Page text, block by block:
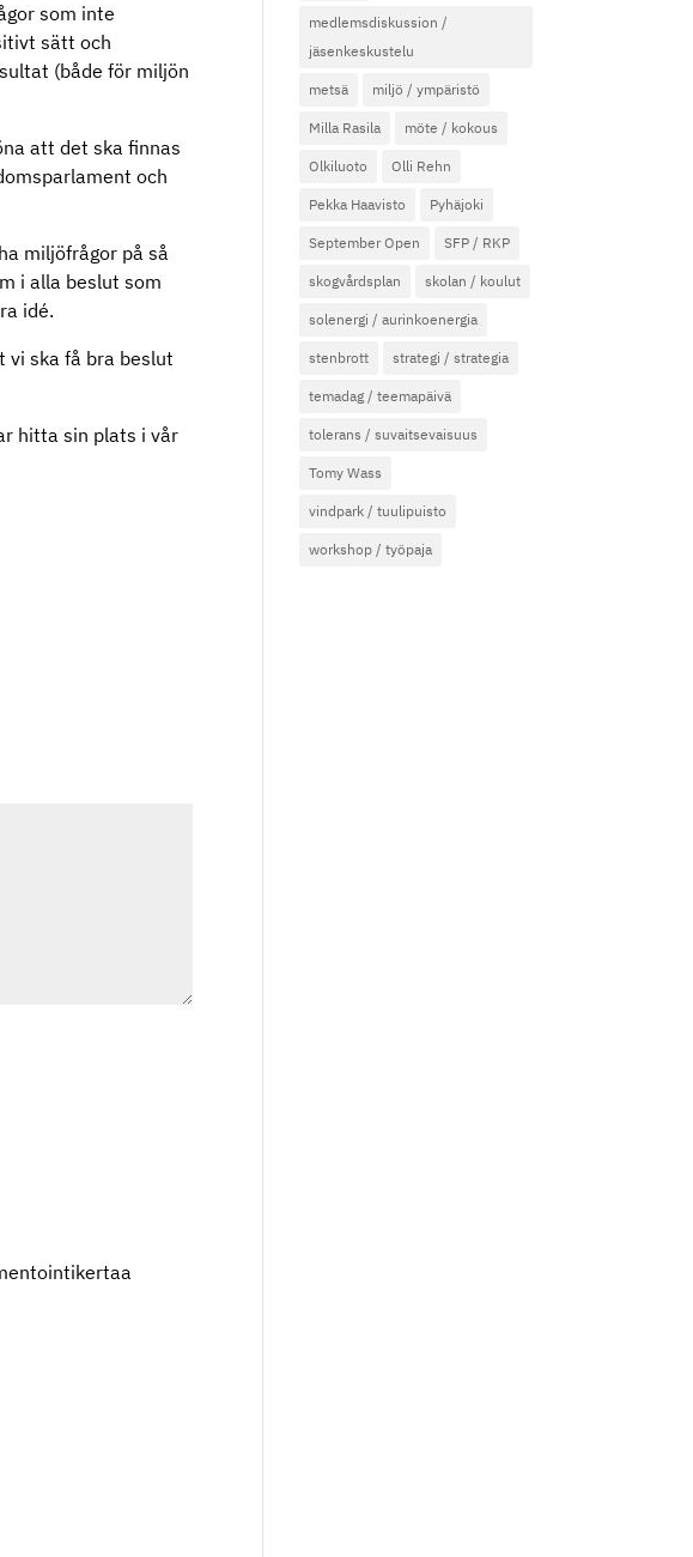
som inte
sätt och
(både för miljön
att det ska finnas
och
miljöfrågor på så
i alla beslut som
idé.
vi ska få bra beslut
hitta sin plats i vår
medlemsdiskussion /
jäsenkeskustelu
metsä miljö / ympäristö
Milla Rasila möte / kokous
Olkiluoto Olli Rehn
Pekka Haavisto Pyhäjoki
September Open SFP / RKP
skogvårdsplan skolan / koulut
solenergi / aurinkoenergia
stenbrott strategi / strategia
temadag / teemapäivä
tolerans / suvaitsevaisuus
Tomy Wass
vindpark / tuulipuisto
workshop / työpaja